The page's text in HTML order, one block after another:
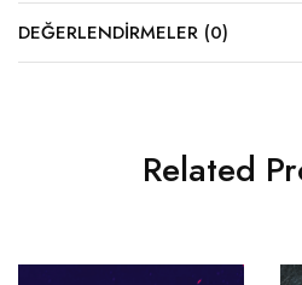
DEĞERLENDIRMELER (0)
Related